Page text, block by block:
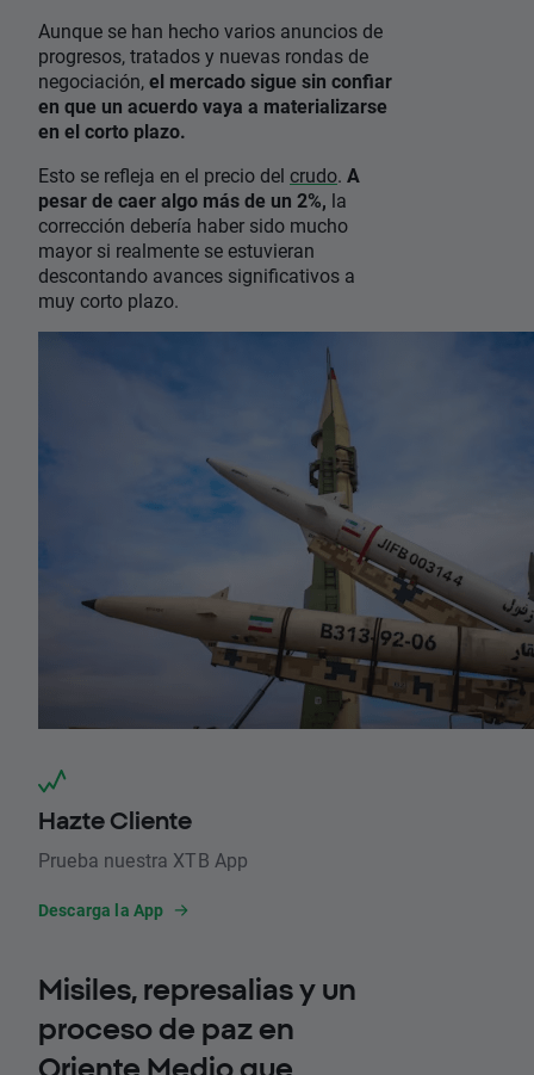
Aunque se han hecho varios anuncios de
progresos, tratados y nuevas rondas de
negociación,el mercado sigue sin confiar
en que un acuerdo vaya a materializarse
en el corto plazo.
Esto se refleja en el precio del crudo. A
pesar de caer algo más de un 2%, la
corrección debería haber sido mucho
mayor si realmente se estuvieran
descontando avances significativos a
muy corto plazo.
Hazte Cliente
Prueba nuestra XTB App
Descarga la App
Misiles, represalias y un
proceso de paz en
Oriente Medio que